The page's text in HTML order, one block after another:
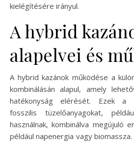
kielégítésére irányul.
A hybrid
alapelvei és
A hybrid kazánok működése a
kombinálásán alapul, amely
hatékonyság elérését. Ezek a
fosszilis tüzelőanyagokat,
használnak, kombinálva megújuló
például napenergia vagy